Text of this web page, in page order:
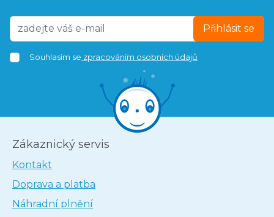
Přihlásit se
Souhlasím se zpracováním osobních údajů
Zákaznický servis
Kontakt
Doprava a platba
Náhradní plnění